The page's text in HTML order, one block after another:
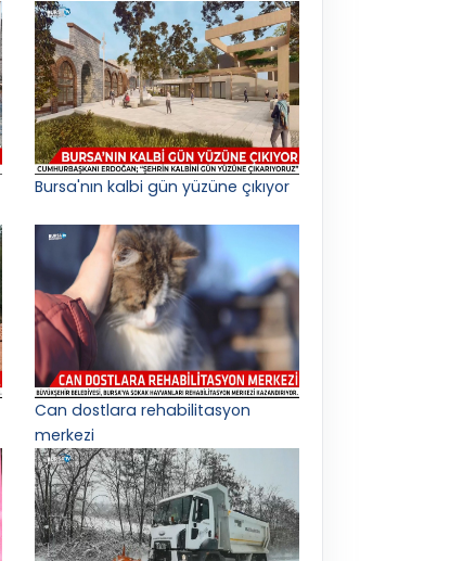
Bursa'nın kalbi gün yüzüne çıkıyor
Can dostlara rehabilitasyon
merkezi